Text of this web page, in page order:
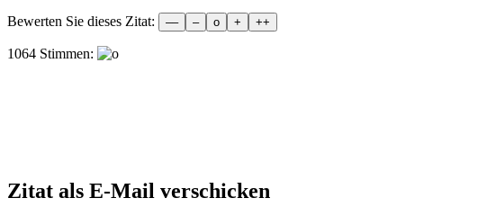
Bewerten Sie dieses Zitat:
1064 Stimmen:
Zitat als E-Mail verschicken